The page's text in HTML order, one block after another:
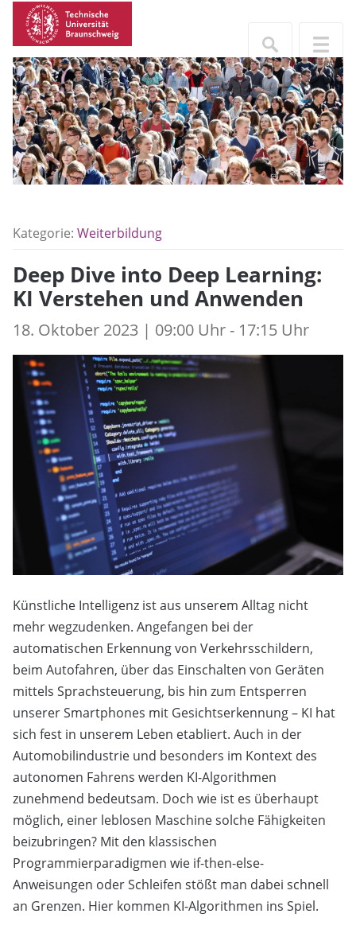
Kategorie: Weiterbildung
Deep Dive into Deep Learning:
KI Verstehen und Anwenden
18. Oktober 2023 | 09:00 Uhr - 17:15 Uhr
Künstliche Intelligenz ist aus unserem Alltag nicht
mehr wegzudenken. Angefangen bei der
automatischen Erkennung von Verkehrsschildern,
beim Autofahren, über das Einschalten von Geräten
mittels Sprachsteuerung, bis hin zum Entsperren
unserer Smartphones mit Gesichtserkennung – KI hat
sich fest in unserem Leben etabliert. Auch in der
Automobilindustrie und besonders im Kontext des
autonomen Fahrens werden KI-Algorithmen
zunehmend bedeutsam. Doch wie ist es überhaupt
möglich, einer leblosen Maschine solche Fähigkeiten
beizubringen? Mit den klassischen
Programmierparadigmen wie if-then-else-
Anweisungen oder Schleifen stößt man dabei schnell
an Grenzen. Hier kommen KI-Algorithmen ins Spiel.